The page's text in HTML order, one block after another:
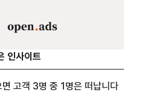
인사이트
고객 3명 중 1명은 떠납니다